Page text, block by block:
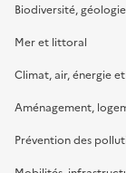
Biodiversité,
Mer et littoral
Climat, air, énergie
Aménagement,
Prévention des